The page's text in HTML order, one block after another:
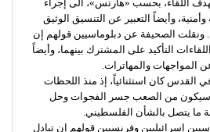
اللقاء، بحسب «هآرتس»، الى إجراء
وأيضاً التعبير عن التنسيق الوثيق
ونقلت الصحيفة عن دبلوماسيين قولهم إن
التأكيد على المشترك بينهما، وأيضاً
المواجهات والمهاترات.
القدس كان استثنائياً، إذ منذ اللحظات
سيكون من الصعب جسر الفجوات وحل
ما يتصل بالشأن الفلسطيني.
إسرائيليين وفرنسيين قولهم إن تبادل